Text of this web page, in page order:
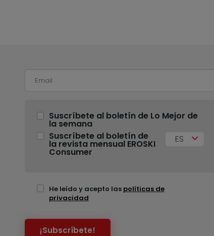
Suscríbete al boletín de Lo Mejor de
la semana
Suscríbete al boletín de
la revista mensual EROSKI
Consumer
ES
He leído y acepto las políticas de
privacidad
¡Subscríbete!